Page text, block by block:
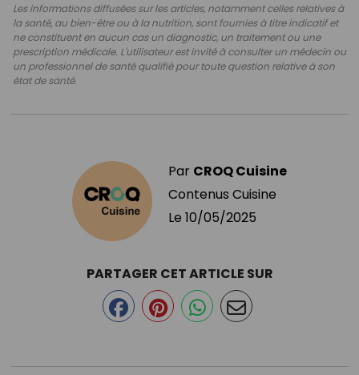
Les informations diffusées sur les articles, notamment celles relatives à
la santé, au bien-être ou à la nutrition, sont fournies à titre indicatif et
ne constituent en aucun cas un diagnostic, un traitement ou une
prescription médicale. L'utilisateur est invité à consulter un médecin ou
un professionnel de santé qualifié pour toute question relative à son
état de santé.
Par CROQ Cuisine
Contenus Cuisine
Le 10/05/2025
PARTAGER CET ARTICLE SUR